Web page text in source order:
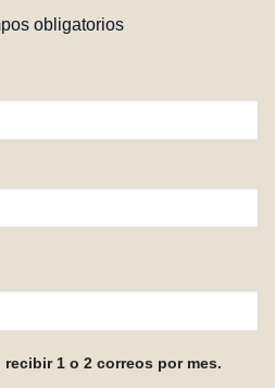
obligatorios
1 o 2 correos por mes.